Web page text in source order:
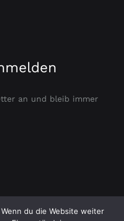
an und bleib immer
du die Website weiter